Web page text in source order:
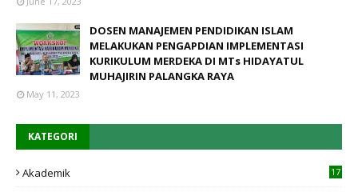
DOSEN MANAJEMEN PENDIDIKAN ISLAM
MELAKUKAN PENGAPDIAN IMPLEMENTASI
KURIKULUM MERDEKA DI MTs HIDAYATUL
MUHAJIRIN PALANGKA RAYA
May 11, 2023
KATEGORI
Akademik
17